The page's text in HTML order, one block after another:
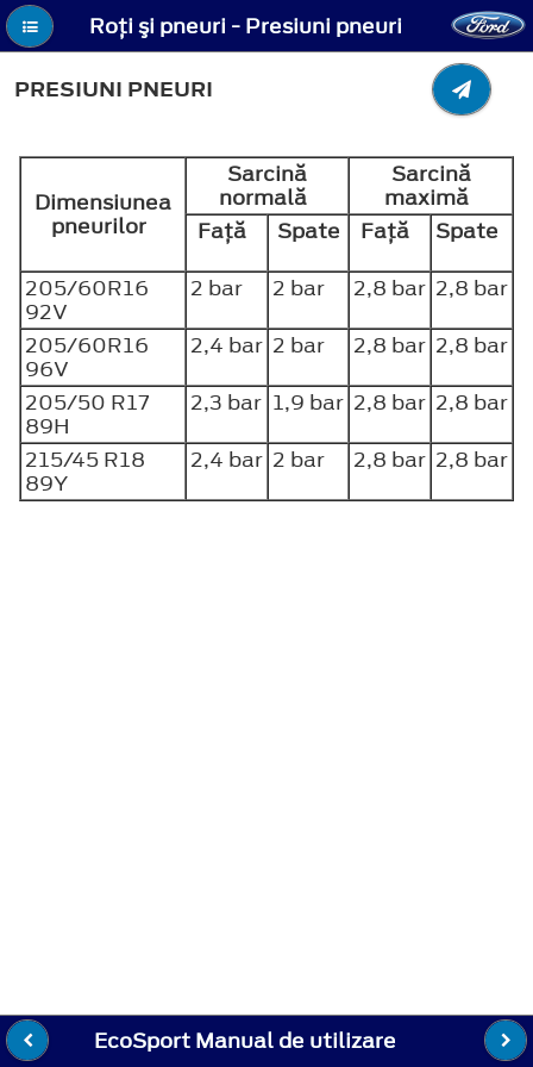
Roţi şi pneuri - Presiuni pneuri
PRESIUNI PNEURI
Dimensiunea
pneurilor
Sarcină
normală
Sarcină
maximă
Faţă
Spate Faţă
Spate
205/60R16
92V
2 bar 2 bar 2,8 bar 2,8 bar
205/60R16
96V
2,4 bar 2 bar 2,8 bar 2,8 bar
205/50 R17
89H
2,3 bar 1,9 bar 2,8 bar 2,8 bar
215/45 R18
89Y
2,4 bar 2 bar 2,8 bar 2,8 bar
EcoSport Manual de utilizare